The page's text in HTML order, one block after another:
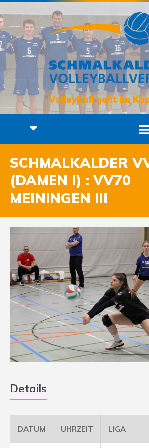
Volleyball geht im
SCHMALKALDER
(DAMEN I) : VV70
MEININGEN III
Details
DATUM UHRZEIT LIGA